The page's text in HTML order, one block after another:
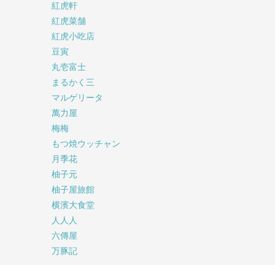
紅虎軒
紅虎菜舗
紅虎小吃店
豆寅
丸壱富士
まるかく三
マルゲリータ
萬力屋
梅梅
もつ焼ウッチャン
月季花
柚子元
柚子屋旅館
横濱大食堂
人人人
六傳屋
万豚記